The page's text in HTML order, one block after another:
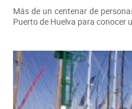
Más de un centenar de
Puerto de Huelva para conocer